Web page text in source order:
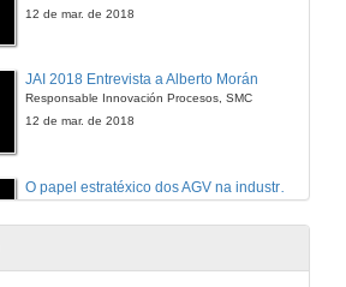
12 de mar. de 2018
JAI 2018 Entrevista a Alberto Morán
Responsable Innovación Procesos, SMC
12 de mar. de 2018
Intervención de Román Ortiz
12 de mar. de 2018